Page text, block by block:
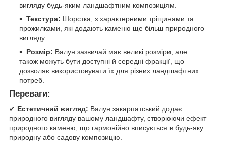
вигляду будь-яким ландшафтним композиціям.
Текстура: Шорстка, з характерними тріщинами та
прожилками, які додають каменю ще більш природного
вигляду.
Розмір: Валун зазвичай має великі розміри, але
також можуть бути доступні й середні фракції, що
дозволяє використовувати їх для різних ландшафтних
потреб.
Переваги:
✔ Естетичний вигляд: Валун закарпатський додає
природного вигляду вашому ландшафту, створюючи ефект
природного каменю, що гармонійно вписується в будь-яку
природну або садову композицію.